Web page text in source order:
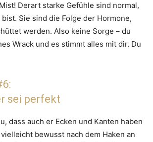
Derart starke Gefühle sind normal,
Sie sind die Folge der Hormone,
werden. Also keine Sorge – du
Wrack und es stimmt alles mit dir. Du
sei perfekt
dass auch er Ecken und Kanten haben
bewusst nach dem Haken an